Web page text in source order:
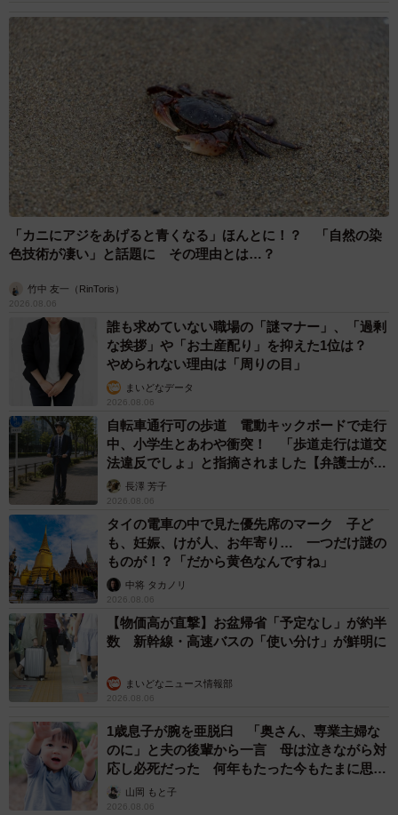
「カニにアジをあげると青くなる」ほんとに！？ 「自然の染
色技術が凄い」と話題に その理由とは…？
竹中 友一（RinToris）
2026.08.06
誰も求めていない職場の「謎マナー」、「過剰
な挨拶」や「お土産配り」を抑えた1位は？
やめられない理由は「周りの目」
まいどなデータ
2026.08.06
自転車通行可の歩道 電動キックボードで走行
中、小学生とあわや衝突！ 「歩道走行は道交
法違反でしょ」と指摘されました【弁護士が解
説】長澤 芳子
2026.08.06
タイの電車の中で見た優先席のマーク 子ど
も、妊娠、けが人、お年寄り… 一つだけ謎の
ものが！？「だから黄色なんですね」
中将 タカノリ
2026.08.06
【物価高が直撃】お盆帰省「予定なし」が約半
数 新幹線・高速バスの「使い分け」が鮮明に
まいどなニュース情報部
2026.08.06
1歳息子が腕を亜脱臼 「奥さん、専業主婦な
のに」と夫の後輩から一言 母は泣きながら対
応し必死だった 何年もたった今もたまに思い
出し…山岡 もと子
2026.08.06